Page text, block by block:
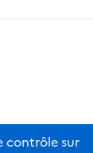
contrôle sur